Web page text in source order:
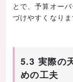
とで、予算オー
づけやすくなりま
5.3 実際の
めの工夫